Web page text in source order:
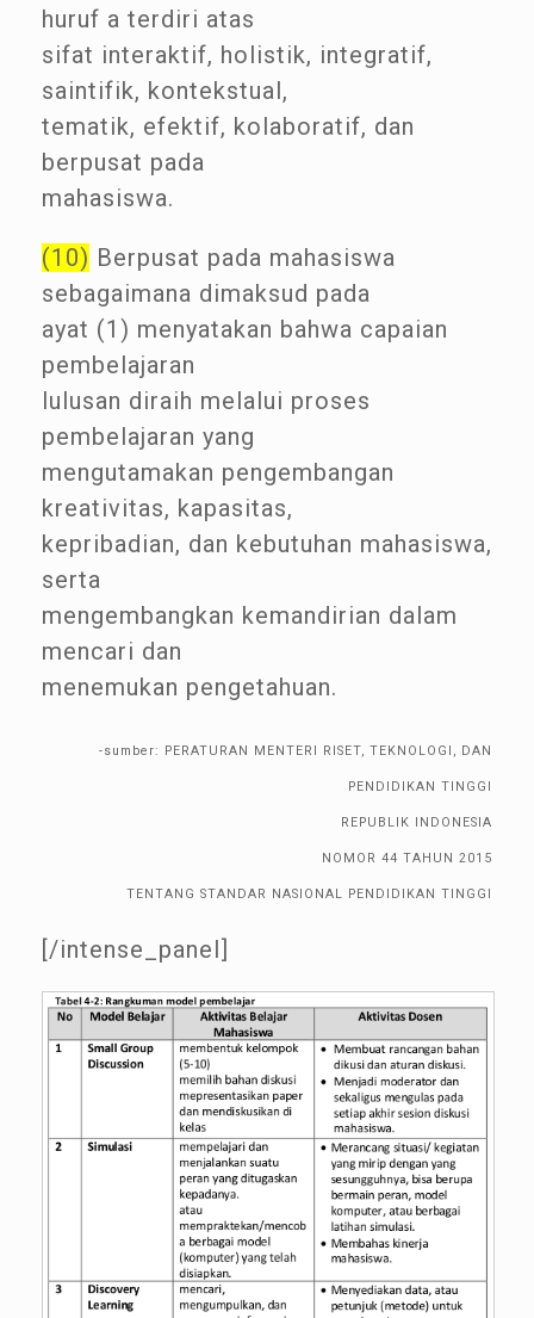
huruf a terdiri atas
sifat interaktif, holistik, integratif,
saintifik, kontekstual,
tematik, efektif, kolaboratif, dan
berpusat pada
mahasiswa.
(10) Berpusat pada mahasiswa
sebagaimana dimaksud pada
ayat (1) menyatakan bahwa capaian
pembelajaran
lulusan diraih melalui proses
pembelajaran yang
mengutamakan pengembangan
kreativitas, kapasitas,
kepribadian, dan kebutuhan mahasiswa,
serta
mengembangkan kemandirian dalam
mencari dan
menemukan pengetahuan.
-sumber: PERATURAN MENTERI RISET, TEKNOLOGI, DAN
PENDIDIKAN TINGGI
REPUBLIK INDONESIA
NOMOR 44 TAHUN 2015
TENTANG STANDAR NASIONAL PENDIDIKAN TINGGI
[/intense_panel]